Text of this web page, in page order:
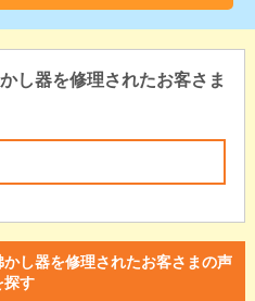
し器を修理されたお客さま
し器を修理されたお客さまの声
探す